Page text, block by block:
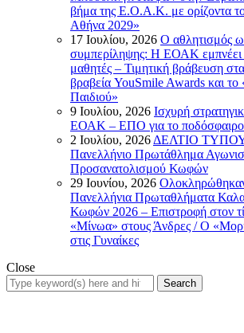
βήμα της Ε.Ο.Α.Κ. με ορίζοντα
Αθήνα 2029»
17 Ιουλίου, 2026 Ο αθλητισμός
συμπερίληψης: Η ΕΟΑΚ εμπνέει
μαθητές – Τιμητική βράβευση
βραβεία YouSmile Awards και
Παιδιού»
9 Ιουλίου, 2026 Ισχυρή
ΕΟΑΚ – ΕΠΟ για το
2 Ιουλίου, 2026 ΔΕΛΤΙΟ ΤΥΠΟΥ:
Πανελλήνιο Πρωτάθλημα
Προσανατολισμού Κωφών
29 Ιουνίου, 2026 Ολοκληρώθηκαν
Πανελλήνια Πρωταθλήματα
Κωφών 2026 – Επιστροφή στον
«Μίνωα» στους Άνδρες / Ο
στις Γυναίκες
Close